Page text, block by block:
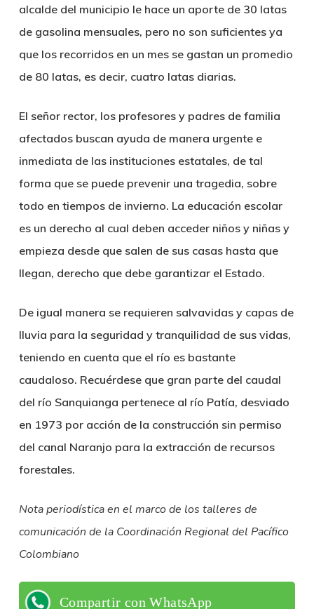
alcalde del municipio le hace un aporte de 30 latas
de gasolina mensuales, pero no son suficientes ya
que los recorridos en un mes se gastan un promedio
de 80 latas, es decir, cuatro latas diarias.
El señor rector, los profesores y padres de familia
afectados buscan ayuda de manera urgente e
inmediata de las instituciones estatales, de tal
forma que se puede prevenir una tragedia, sobre
todo en tiempos de invierno. La educación escolar
es un derecho al cual deben acceder niños y niñas y
empieza desde que salen de sus casas hasta que
llegan, derecho que debe garantizar el Estado.
De igual manera se requieren salvavidas y capas de
lluvia para la seguridad y tranquilidad de sus vidas,
teniendo en cuenta que el río es bastante
caudaloso. Recuérdese que gran parte del caudal
del río Sanquianga pertenece al río Patía, desviado
en 1973 por acción de la construcción sin permiso
del canal Naranjo para la extracción de recursos
forestales.
Nota periodística en el marco de los talleres de
comunicación de la Coordinación Regional del Pacífico
Colombiano
Compartir con WhatsApp